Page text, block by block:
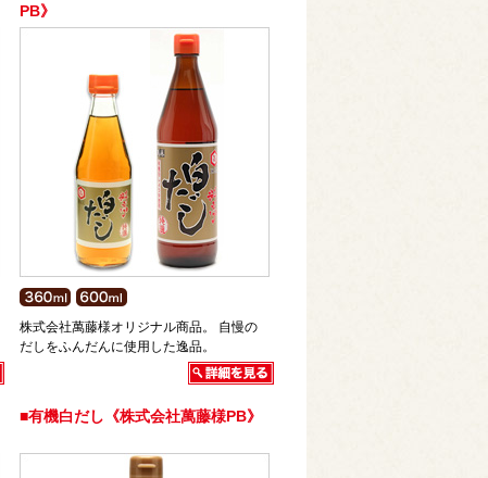
PB》
株式会社萬藤様オリジナル商品。 自慢の
だしをふんだんに使用した逸品。
■有機白だし《株式会社萬藤様PB》